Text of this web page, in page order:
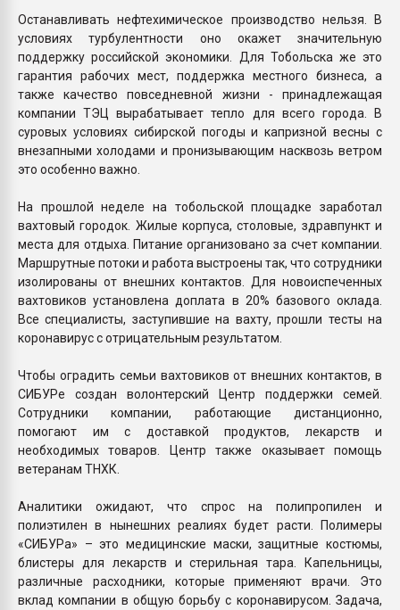
Останавливать нефтехимическое производство нельзя. В
условиях турбулентности оно окажет значительную
поддержку российской экономики. Для Тобольска же это
гарантия рабочих мест, поддержка местного бизнеса, а
также качество повседневной жизни - принадлежащая
компании ТЭЦ вырабатывает тепло для всего города. В
суровых условиях сибирской погоды и капризной весны с
внезапными холодами и пронизывающим насквозь ветром
это особенно важно.
На прошлой неделе на тобольской площадке заработал
вахтовый городок. Жилые корпуса, столовые, здравпункт и
места для отдыха. Питание организовано за счет компании.
Маршрутные потоки и работа выстроены так, что сотрудники
изолированы от внешних контактов. Для новоиспеченных
вахтовиков установлена доплата в 20% базового оклада.
Все специалисты, заступившие на вахту, прошли тесты на
коронавирус с отрицательным результатом.
Чтобы оградить семьи вахтовиков от внешних контактов, в
СИБУРе создан волонтерский Центр поддержки семей.
Сотрудники компании, работающие дистанционно,
помогают им с доставкой продуктов, лекарств и
необходимых товаров. Центр также оказывает помощь
ветеранам ТНХК.
Аналитики ожидают, что спрос на полипропилен и
полиэтилен в нынешних реалиях будет расти. Полимеры
«СИБУРа» – это медицинские маски, защитные костюмы,
блистеры для лекарств и стерильная тара. Капельницы,
различные расходники, которые применяют врачи. Это
вклад компании в общую борьбу с коронавирусом. Задача,